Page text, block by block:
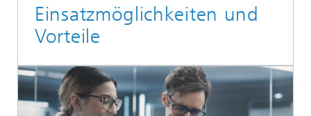
Einsatzmöglichkeiten und
Vorteile